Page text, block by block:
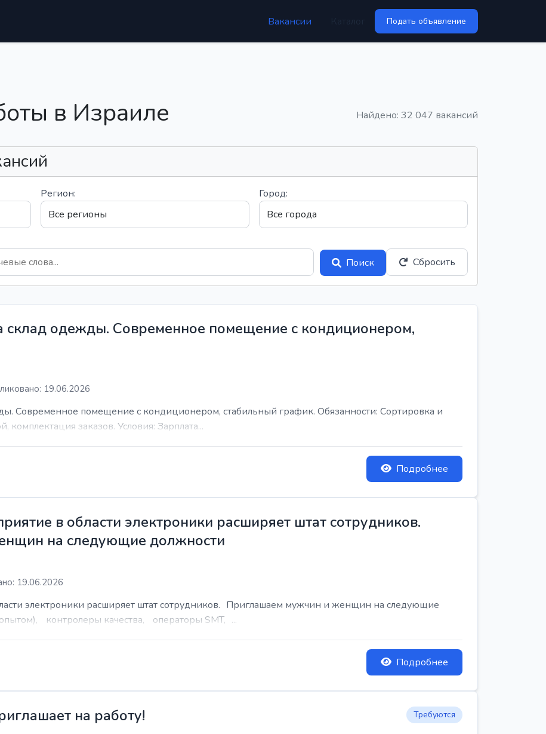
Вакансии Подать объявление
в Израиле Найдено: 32 047 вакансий
Регион: Город:
Поиск
Сбросить
склад одежды. Современное помещение с кондиционером,
19.06.2026
Современное помещение с кондиционером, стабильный график. Обязанности: Сортировка и
комплектация заказов. Условия: Зарплата...
Подробнее
в области электроники расширяет штат сотрудников.
на следующие должности
19.06.2026
электроники расширяет штат сотрудников. Приглашаем мужчин и женщин на следующие
контролеры качества, операторы SMT, ...
Подробнее
на работу! Требуются